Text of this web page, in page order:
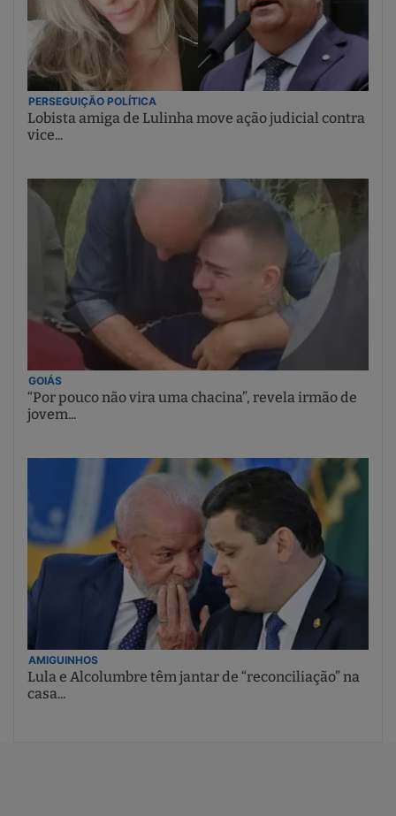
PERSEGUIÇÃO POLÍTICA
Lobista amiga de Lulinha move ação judicial contra
vice...
GOIÁS
“Por pouco não vira uma chacina”, revela irmão de
jovem...
AMIGUINHOS
Lula e Alcolumbre têm jantar de “reconciliação” na
casa...